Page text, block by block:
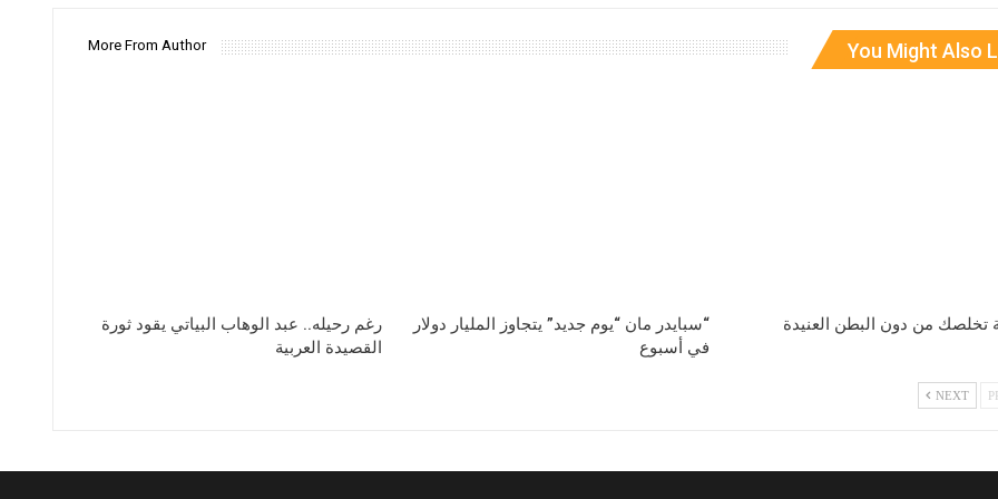
You Might Also
More From Author
تخلصك من دون البطن العنيدة
“سبايدر مان “يوم جديد” يتجاوز المليار دولار
في أسبوع
رغم رحيله.. عبد الوهاب البياتي يقود ثورة
القصيدة العربية
NEXT